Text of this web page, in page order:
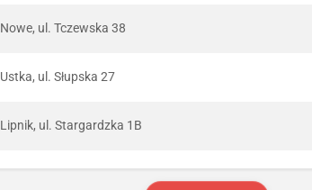
Nowe, ul. Tczewska 38
Ustka, ul. Słupska 27
Lipnik, ul. Stargardzka 1B